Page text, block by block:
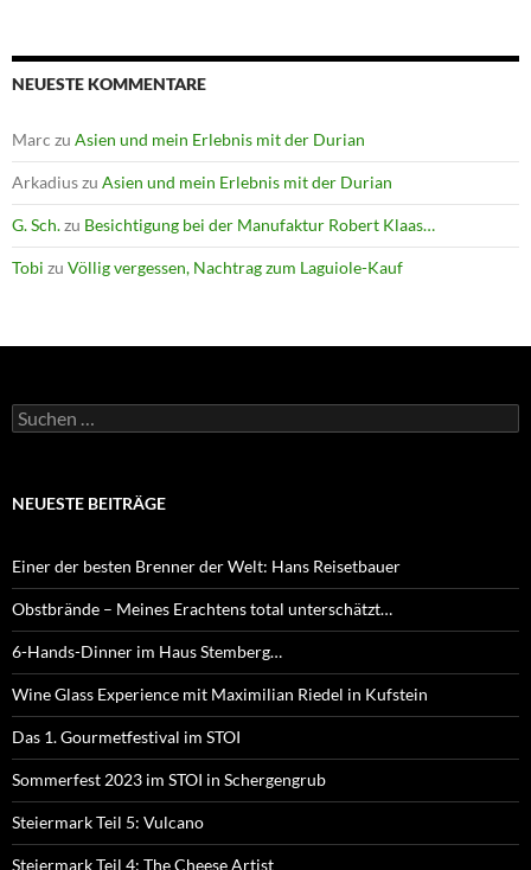
NEUESTE KOMMENTARE
Marc zu Asien und mein Erlebnis mit der Durian
Arkadiuszu Asien und mein Erlebnis mit der Durian
G. Sch.zu Besichtigung bei der Manufaktur Robert Klaas…
Tobi zu Völlig vergessen, Nachtrag zum Laguiole-Kauf
Suchen
nach:
NEUESTE BEITRÄGE
Einer der besten Brenner der Welt: Hans Reisetbauer
Obstbrände – Meines Erachtens total unterschätzt…
6-Hands-Dinner im Haus Stemberg…
Wine Glass Experience mit Maximilian Riedel in Kufstein
Das 1. Gourmetfestival im STOI
Sommerfest 2023 im STOI in Schergengrub
Steiermark Teil 5: Vulcano
Steiermark Teil 4: The Cheese Artist